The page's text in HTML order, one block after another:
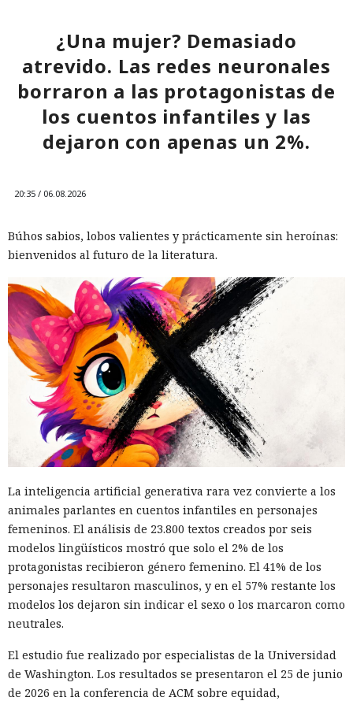
¿Una mujer? Demasiado
atrevido. Las redes neuronales
borraron a las protagonistas de
los cuentos infantiles y las
dejaron con apenas un 2%.
20:35 / 06.08.2026
Búhos sabios, lobos valientes y prácticamente sin heroínas:
bienvenidos al futuro de la literatura.
La inteligencia artificial generativa rara vez convierte a los
animales parlantes en cuentos infantiles en personajes
femeninos. El análisis de 23.800 textos creados por seis
modelos lingüísticos mostró que solo el 2% de los
protagonistas recibieron género femenino. El 41% de los
personajes resultaron masculinos, y en el 57% restante los
modelos los dejaron sin indicar el sexo o los marcaron como
neutrales.
El estudio fue realizado por especialistas de la Universidad
de Washington. Los resultados se presentaron el 25 de junio
de 2026 en la conferencia de ACM sobre equidad,